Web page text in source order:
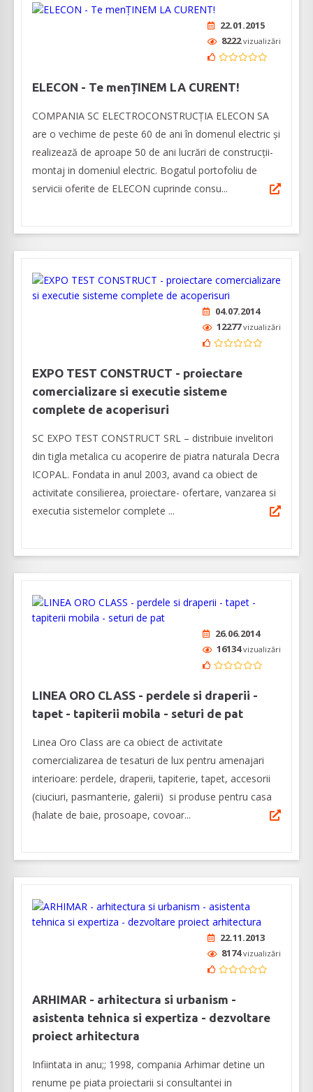
22.01.2015
8222vizualizări
ELECON - Te menȚINEM LA CURENT!
COMPANIA SC ELECTROCONSTRUCȚIA ELECON SA
are o vechime de peste 60 de ani în domenul electric și
realizează de aproape 50 de ani lucrări de construcții-
montaj in domeniul electric. Bogatul portofoliu de
servicii oferite de ELECON cuprinde consu...
04.07.2014
12277vizualizări
EXPO TEST CONSTRUCT - proiectare
comercializare si executie sisteme
complete de acoperisuri
SC EXPO TEST CONSTRUCT SRL – distribuie invelitori
din tigla metalica cu acoperire de piatra naturala Decra
ICOPAL. Fondata in anul 2003, avand ca obiect de
activitate consilierea, proiectare- ofertare, vanzarea si
executia sistemelor complete ...
26.06.2014
16134vizualizări
LINEA ORO CLASS - perdele si draperii -
tapet - tapiterii mobila - seturi de pat
Linea Oro Class are ca obiect de activitate
comercializarea de tesaturi de lux pentru amenajari
interioare: perdele, draperii, tapiterie, tapet, accesorii
(ciuciuri, pasmanterie, galerii) si produse pentru casa
(halate de baie, prosoape, covoar...
22.11.2013
8174vizualizări
ARHIMAR - arhitectura si urbanism -
asistenta tehnica si expertiza - dezvoltare
proiect arhitectura
Infiintata in anu;; 1998, compania Arhimar detine un
renume pe piata proiectarii si consultantei in